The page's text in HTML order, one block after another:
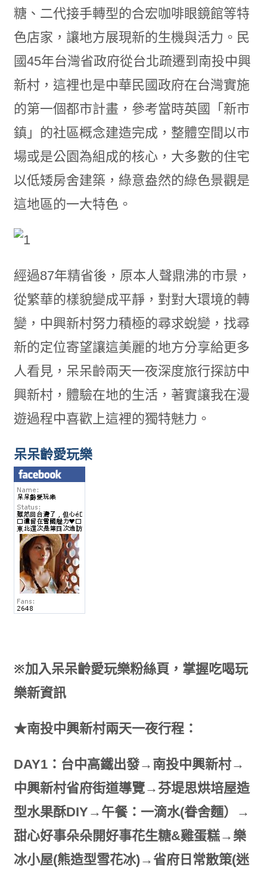
糖、二代接手轉型的合宏咖啡眼鏡館等特
色店家，讓地方展現新的生機與活力。民
國45年台灣省政府從台北疏遷到南投中興
新村，這裡也是中華民國政府在台灣實施
的第一個都市計畫，參考當時英國「新市
鎮」的社區概念建造完成，整體空間以市
場或是公園為組成的核心，大多數的住宅
以低矮房舍建築，綠意盎然的綠色景觀是
這地區的一大特色。
經過87年精省後，原本人聲鼎沸的市景，
從繁華的樣貌變成平靜，對對大環境的轉
變，中興新村努力積極的尋求蛻變，找尋
新的定位寄望讓這美麗的地方分享給更多
人看見，呆呆齡兩天一夜深度旅行探訪中
興新村，體驗在地的生活，著實讓我在漫
遊過程中喜歡上這裡的獨特魅力。
呆呆齡愛玩樂
※加入呆呆齡愛玩樂粉絲頁，掌握吃喝玩
樂新資訊
★南投中興新村兩天一夜行程：
DAY1：台中高鐵出發→南投中興新村→
中興新村省府街道導覽→芬堤思烘培屋造
型水果酥DIY→午餐：一滴水(眷舍麵）→
甜心好事朵朵開好事花生糖&雞蛋糕→樂
冰小屋(熊造型雪花冰)→省府日常散策(迷